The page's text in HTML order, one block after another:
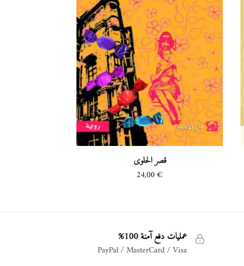
قصر الحلوى
24,00€
عمليات دفع آمنة 100%
PayPal / MasterCard / Visa